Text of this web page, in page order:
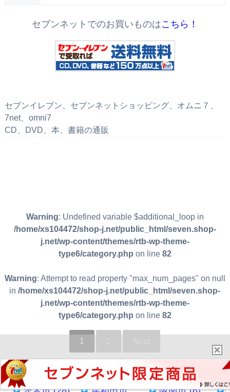
セブンネットでのお買いものはこちら！
セブンイレブン、セブンネットショッピング、オムニ７、
7net、omni7
CD、DVD、本、書籍の通販
Warning: Undefined variable $additional_loop in
/home/xs104472/shop-j.net/public_html/seven.shop-
j.net/wp-content/themes/rtb-wp-theme-
type6/category.php on line 82
Warning: Attempt to read property "max_num_pages" on null
in/home/xs104472/shop-j.net/public_html/seven.shop-
j.net/wp-content/themes/rtb-wp-theme-
type6/category.php on line 82
1 2 Next